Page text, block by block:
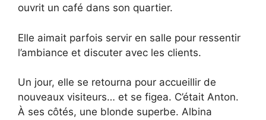
ouvrit un café dans son quartier.
Elle aimait parfois servir en salle pour ressentir
l’ambiance et discuter avec les clients.
Un jour, elle se retourna pour accueillir de
nouveaux visiteurs… et se figea. C’était Anton.
À ses côtés, une blonde superbe. Albina